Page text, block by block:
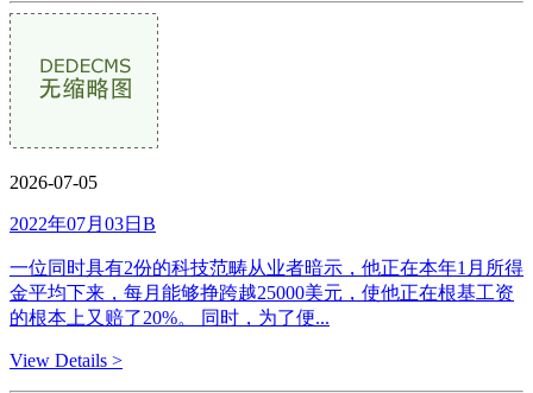
2026-07-05
2022年07月03日B
一位同时具有2份的科技范畴从业者暗示，他正在本年1月所得
金平均下来，每月能够挣跨越25000美元，使他正在根基工资
的根本上又赔了20%。 同时，为了便...
View Details >